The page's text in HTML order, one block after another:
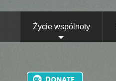
Życie wspólnoty